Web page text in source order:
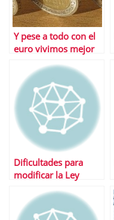
Y pese a todo con el
euro vivimos mejor
Dificultades para
modificar la Ley